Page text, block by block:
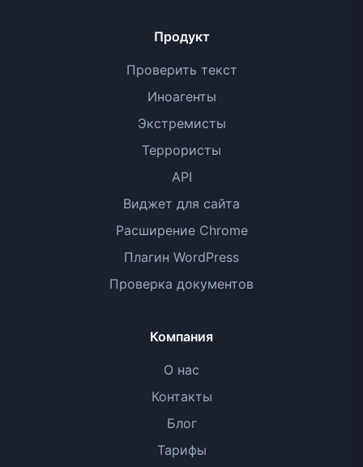
Продукт
Проверить текст
Иноагенты
Экстремисты
Террористы
API
Виджет для сайта
Расширение Chrome
Плагин WordPress
Проверка документов
Компания
О нас
Контакты
Блог
Тарифы